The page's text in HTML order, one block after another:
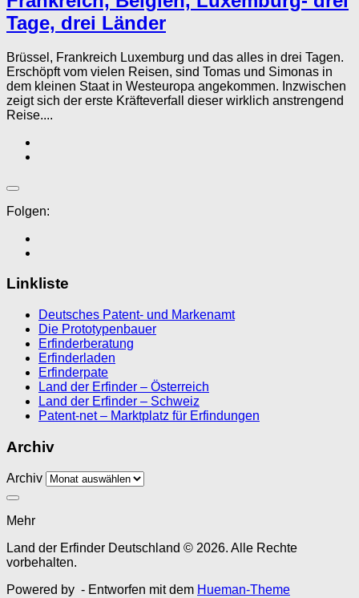
Tage, drei Länder
Brüssel, Frankreich Luxemburg und das alles in drei Tagen.
Erschöpft vom vielen Reisen, sind Tomas und Simonas in
dem kleinen Staat in Westeuropa angekommen. Inzwischen
zeigt sich der erste Kräfteverfall dieser wirklich anstrengend
Reise....
Folgen:
Linkliste
Deutsches Patent- und Markenamt
Die Prototypenbauer
Erfinderberatung
Erfinderladen
Erfinderpate
Land der Erfinder – Österreich
Land der Erfinder – Schweiz
Patent-net – Marktplatz für Erfindungen
Archiv
Archiv
Mehr
Land der Erfinder Deutschland © 2026. Alle Rechte
vorbehalten.
Powered by - Entworfen mit dem Hueman-Theme